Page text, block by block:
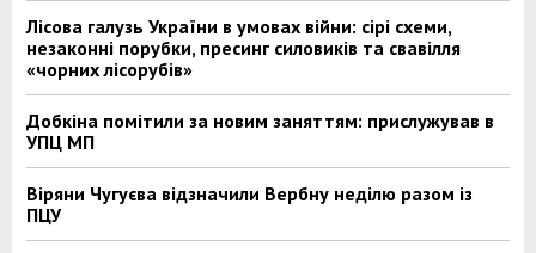
Лісова галузь України в умовах війни: сірі схеми,
незаконні порубки, пресинг силовиків та свавілля
«чорних лісорубів»
Добкіна помітили за новим заняттям: прислужував в
УПЦ МП
Віряни Чугуєва відзначили Вербну неділю разом із
ПЦУ